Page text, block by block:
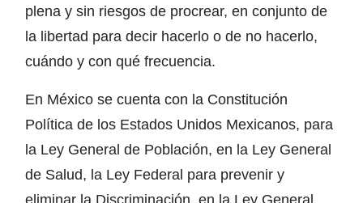
plena y sin riesgos de procrear, en conjunto de
la libertad para decir hacerlo o de no hacerlo,
cuándo y con qué frecuencia.
En México se cuenta con la Constitución
Política de los Estados Unidos Mexicanos, para
la Ley General de Población, en la Ley General
de Salud, la Ley Federal para prevenir y
eliminar la Discriminación, en la Ley General